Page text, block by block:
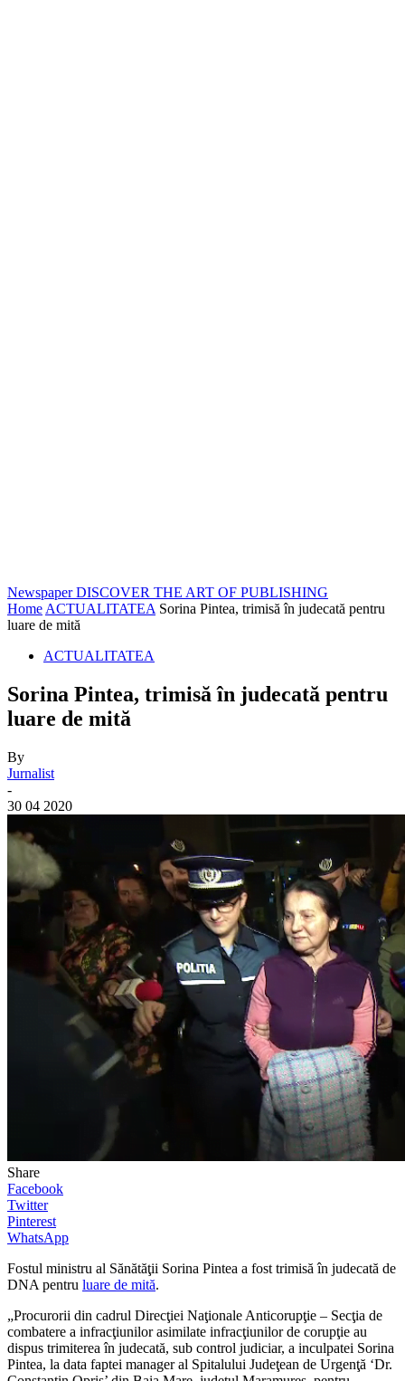
Newspaper DISCOVER THE ART OF PUBLISHING
Home ACTUALITATEA Sorina Pintea, trimisă în judecată pentru
luare de mită
ACTUALITATEA
Sorina Pintea, trimisă în judecată pentru
luare de mită
By
Jurnalist
-
30 04 2020
Share
Facebook
Twitter
Pinterest
WhatsApp
Fostul ministru al Sănătăţii Sorina Pintea a fost trimisă în judecată de
DNA pentru luare de mită.
„Procurorii din cadrul Direcţiei Naţionale Anticorupţie – Secţia de
combatere a infracţiunilor asimilate infracţiunilor de corupţie au
dispus trimiterea în judecată, sub control judiciar, a inculpatei Sorina
Pintea, la data faptei manager al Spitalului Judeţean de Urgenţă ‘Dr.